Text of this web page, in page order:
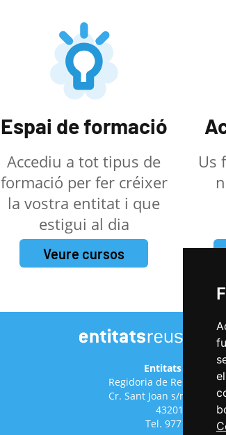
Espai de formació
Accediu a tot tipus de
formació per fer créixer
la vostra entitat i que
estigui al dia
Veure cursos
Us
Entitats de Reus
Regidoria de Relacions
Cr. Sant Joan s/n (antic
43201 Reus
Tel. 977 010 029